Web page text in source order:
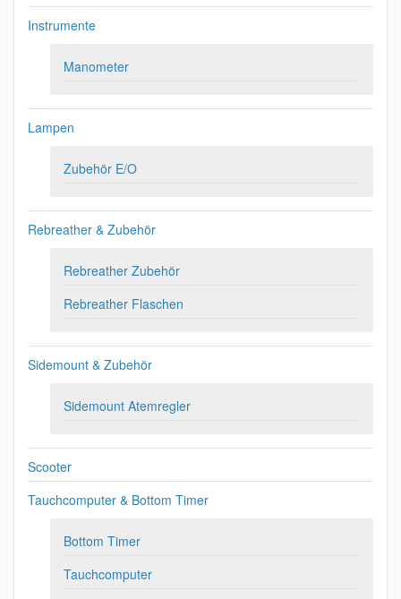
Instrumente
Manometer
Lampen
Zubehör E/O
Rebreather & Zubehör
Rebreather Zubehör
Rebreather Flaschen
Sidemount & Zubehör
Sidemount Atemregler
Scooter
Tauchcomputer & Bottom Timer
Bottom Timer
Tauchcomputer